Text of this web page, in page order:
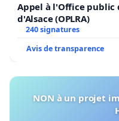
Appel à l'Office public
d'Alsace (OPLRA)
240 signatures
Avis de transparence
NON à un projet